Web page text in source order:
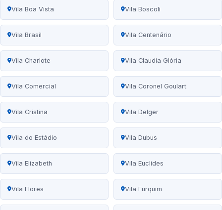
Vila Boa Vista Vila Boscoli
Vila Brasil Vila Centenário
Vila Charlote Vila Claudia Glória
Vila Comercial Vila Coronel Goulart
Vila Cristina Vila Delger
Vila do Estádio Vila Dubus
Vila Elizabeth Vila Euclides
Vila Flores Vila Furquim